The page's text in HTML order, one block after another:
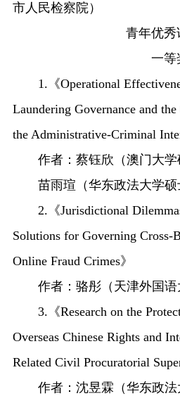
市人民检察院）
青年优秀
一等
1.《Operational
Laundering Governance and
the Administrative-Criminal
作者：蔡钰欣（澳门大学
苗雨瑄（华东政法大学硕
2.《Jurisdictional
Solutions for Governing Cross-
Online Fraud Crimes》
作者：骆彤（天津外国语
3.《Research on the
Overseas Chinese Rights and
Related Civil Procuratorial
作者：沈昱霖（华东政法